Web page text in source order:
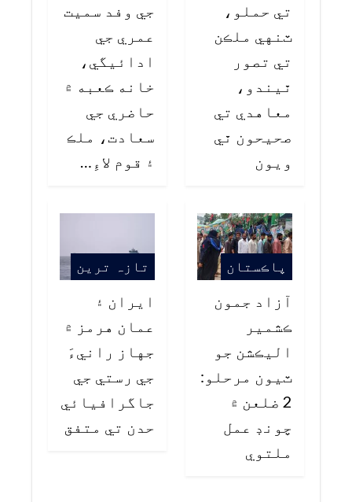
تي حملو،
ٽنهي ملڪن
تي تصور
ٿيندو،
معاهدي تي
صحيحون ٿي
ويون
جي وفد سميت
عمري جي
ادائيگي،
خانه ڪعبه ۾
حاضري جي
سعادت، ملڪ
۽ قوم لاءِ…
پاڪستان
آزاد جمون
ڪشمير
اليڪشن جو
ٽيون مرحلو:
2 ضلعن ۾
چونڊ عمل
ملتوي
تازہ ترین
ايران ۽
عمان هرمز ۾
جهاز رانيءَ
جي رستي جي
جاگرافيائي
حدن تي متفق